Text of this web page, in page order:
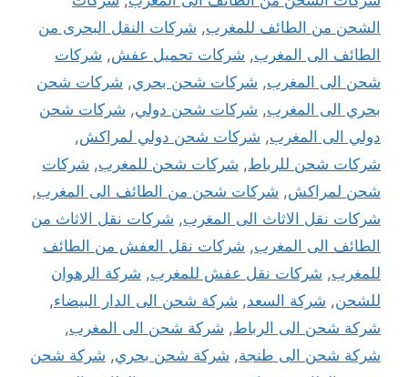
الشحن من الطائف للمغرب, شركات النقل البحرى من
الطائف الى المغرب, شركات تحميل عفش, شركات
شحن الى المغرب, شركات شحن بحري, شركات شحن
بحري الى المغرب, شركات شحن دولي, شركات شحن
دولي الى المغرب, شركات شحن دولي لمراكش,
شركات شحن للرباط, شركات شحن للمغرب, شركات
شحن لمراكش, شركات شحن من الطائف الى المغرب,
شركات نقل الاثاث الى المغرب, شركات نقل الاثاث من
الطائف الى المغرب, شركات نقل العفش من الطائف
للمغرب, شركات نقل عفش للمغرب, شركة الرهوان
للشحن, شركة السعد, شركة شحن الى الدار البيضاء,
شركة شحن الى الرباط, شركة شحن الى المغرب,
شركة شحن الى طنجة, شركة شحن بحري, شركة شحن